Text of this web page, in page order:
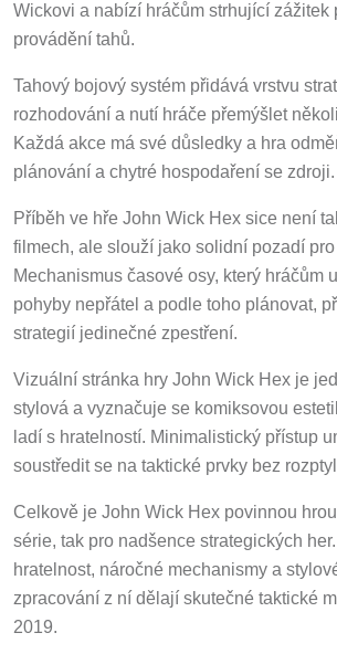
Wickovi a nabízí hráčům strhující zážitek
provádění tahů.
Tahový bojový systém přidává vrstvu
rozhodování a nutí hráče přemýšlet
Každá akce má své důsledky a hra
plánování a chytré hospodaření se zdroji.
Příběh ve hře John Wick Hex sice není
filmech, ale slouží jako solidní pozadí pro
Mechanismus časové osy, který hráčům
pohyby nepřátel a podle toho plánovat,
strategií jedinečné zpestření.
Vizuální stránka hry John Wick Hex je
stylová a vyznačuje se komiksovou
ladí s hratelností. Minimalistický přístup
soustředit se na taktické prvky bez
Celkově je John Wick Hex povinnou
série, tak pro nadšence strategických
hratelnost, náročné mechanismy a
zpracování z ní dělají skutečné taktické
2019.